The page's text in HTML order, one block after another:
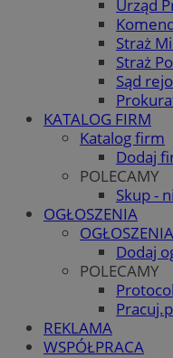
Urząd
Straż
Straż
Sąd
KATALOG FIRM
Katalog firm
Dodaj
POLECAMY
Skup -
OGŁOSZENIA
OGŁOSZENIA
Dodaj
POLECAMY
REKLAMA
WSPÓŁPRACA